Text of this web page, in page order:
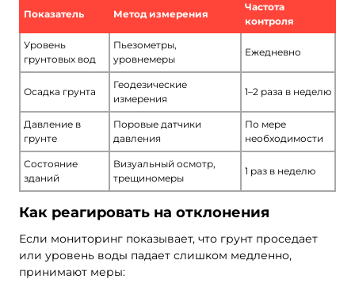
Показатель Метод измерения
Частота
контроля
Уровень
грунтовых вод
Пьезометры,
уровнемеры
Ежедневно
Осадка грунта
Геодезические
измерения
1–2 раза в неделю
Давление в
грунте
Поровые датчики
давления
По мере
необходимости
Состояние
зданий
Визуальный осмотр,
трещиномеры
1 раз в неделю
Как реагировать на отклонения
Если мониторинг показывает, что грунт проседает
или уровень воды падает слишком медленно,
принимают меры: